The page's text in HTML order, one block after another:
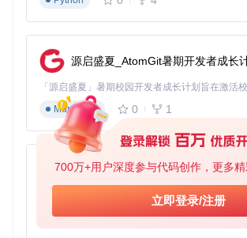
700万+用户深度参与代码创作，更多
立即登录/注册
进阶实用场景技巧
网络环境适配
如果你是IPv4网络用户，建议优先使用
精选了20个性能最佳的Tracker，能在保证效
占用资源；如果你的网络是IPv6环境，或者
问题，trackers_best_ip.txt和
择，它们提供了IP地址格式的Tracker，能直
对于注重隐私的用户，项目中的I2P协议
源启盛夏_AtomGit暑期开发者成长
Markdown
0 1
py-xiaozhi
Python
0 1